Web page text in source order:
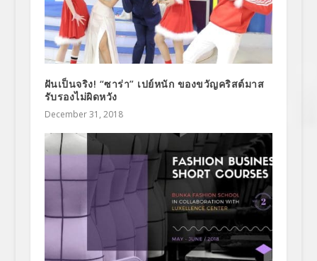
ฝันเป็นจริง! “ซาร่า” เปย์หนัก ของขวัญคริสต์มาส
รับรองไม่ผิดหวัง
December 31, 2018